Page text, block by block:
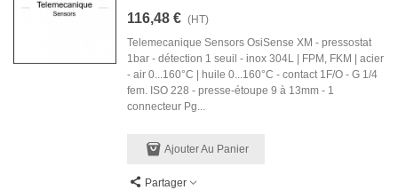
116,48 € (HT)
Telemecanique Sensors OsiSense XM - pressostat
1bar - détection 1 seuil - inox 304L | FPM, FKM | acier
- air 0...160°C | huile 0...160°C - contact 1F/O - G 1/4
fem. ISO 228 - presse-étoupe 9 à 13mm - 1
connecteur Pg...
Ajouter Au Panier
Partager